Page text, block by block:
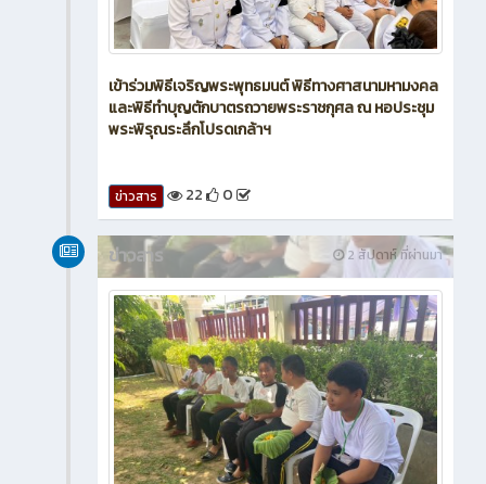
เข้าร่วมพิธีเจริญพระพุทธมนต์ พิธีทางศาสนามหามงคล
และพิธีทำบุญตักบาตรถวายพระราชกุศล ณ หอประชุม
พระพิรุณระลึกโปรดเกล้าฯ
ข่าวสาร 22 0
2 สัปดาห์ ที่ผ่านมา
ข่าวสาร